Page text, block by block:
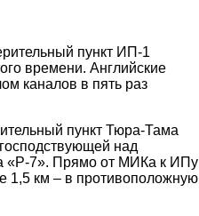
пункт ИП-1
времени. Английские
каналов в пять раз
пункт Тюра-Тама
над
«Р-7». Прямо от МИКа к ИПу
1,5 км – в противоположную